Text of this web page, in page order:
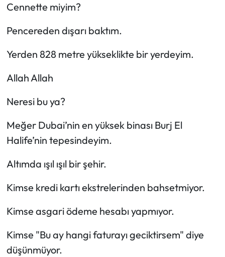
Cennette miyim?
Pencereden dışarı baktım.
Yerden 828 metre yükseklikte bir yerdeyim.
Allah Allah
Neresi bu ya?
Meğer Dubai’nin en yüksek binası Burj El
Halife’nin tepesindeyim.
Altımda ışıl ışıl bir şehir.
Kimse kredi kartı ekstrelerinden bahsetmiyor.
Kimse asgari ödeme hesabı yapmıyor.
Kimse "Bu ay hangi faturayı geciktirsem" diye
düşünmüyor.